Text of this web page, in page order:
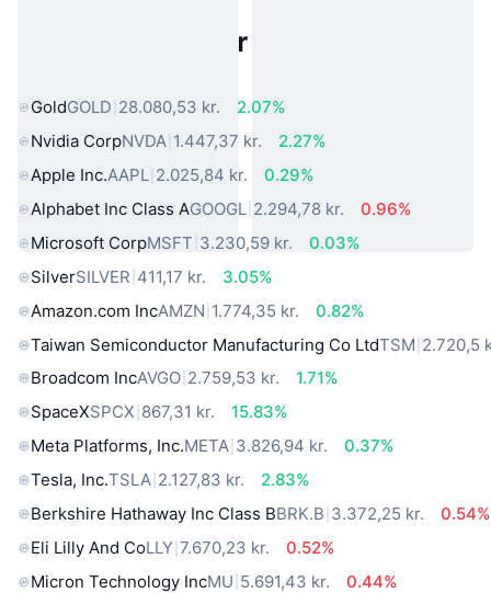
Populære aktiver fra den virkelige
GoldGOLD 28.080,53 kr.
2.07%
Nvidia CorpNVDA 1.447,37 kr.
2.27%
Apple Inc.AAPL 2.025,84 kr.
0.29%
Alphabet Inc Class AGOOGL 2.294,78 kr.
0.96%
Microsoft CorpMSFT 3.230,59 kr.
0.03%
SilverSILVER 411,17 kr.
3.05%
Amazon.com IncAMZN 1.774,35 kr.
0.82%
Taiwan Semiconductor Manufacturing Co LtdTSM 2.720,5
Broadcom IncAVGO 2.759,53 kr.
1.71%
SpaceXSPCX 867,31 kr.
15.83%
Meta Platforms, Inc.META 3.826,94 kr.
0.37%
Tesla, Inc.TSLA 2.127,83 kr.
2.83%
Berkshire Hathaway Inc Class BBRK.B 3.372,25 kr.
0.54%
Eli Lilly And CoLLY 7.670,23 kr.
0.52%
Micron Technology IncMU 5.691,43 kr.
0.44%